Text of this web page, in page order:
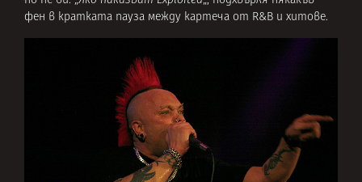
фен в кратката пауза между картеча от R&B и хитове.